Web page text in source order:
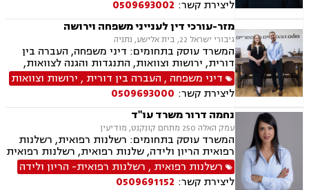
במשפחה, צווי הגנה, אימוץ, אפוטרופסות, ניכור הורי,
הורות חד מינית, עסקאות מתנה, העברה בין דורית,
פונדקאות, חטיפת ילדים, ידועים בציבור, ייצוג
קטינים, גישור במשפחה
ליצירת קשר: 0509693002
מזר-עורכי דין לענייני משפחה וירושה
גיבורי ישראל 22, בית אלישע, נתניה
המשרד עוסק בתחומים: דיני משפחה, העברה בין
דורית, ירושות וצוואות, התנגדות והגנה לצוואות,
ייפוי כוח מתמשך, הסכמי ממון, גישור במשפחה,
ידועים בציבור, אפוטרופסות, אבהות, מזונות,
משמורת, גירושין, הורות חד מינית, חוק הנוער,
חלוקת רכוש, זמני שהות, ניכור הורי, גישור
ובוררויות.
דיני משפחה , העברה בין דורית , ירושות וצוואות
ליצירת קשר: 0509693000
נחמה דרור משרד עו"ד
עמק האלה 250 מתחם קונקנט, מודיעין
המשרד עוסק בתחומים: רשלנות רפואית, רשלנות
רפואית הריון ולידה, שלנות רפואית, רשלנות רפואית
ילדים.רשלנות רפואית , רשלנות רפואית- הריון ולידה
ליצירת קשר: 0509691152